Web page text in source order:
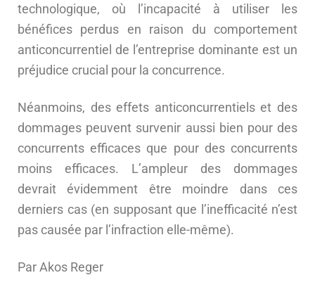
technologique, où l’incapacité à utiliser les
bénéfices perdus en raison du comportement
anticoncurrentiel de l’entreprise dominante est un
préjudice crucial pour la concurrence.
Néanmoins, des effets anticoncurrentiels et des
dommages peuvent survenir aussi bien pour des
concurrents efficaces que pour des concurrents
moins efficaces. L’ampleur des dommages
devrait évidemment être moindre dans ces
derniers cas (en supposant que l’inefficacité n’est
pas causée par l’infraction elle-même).
Par Akos Reger